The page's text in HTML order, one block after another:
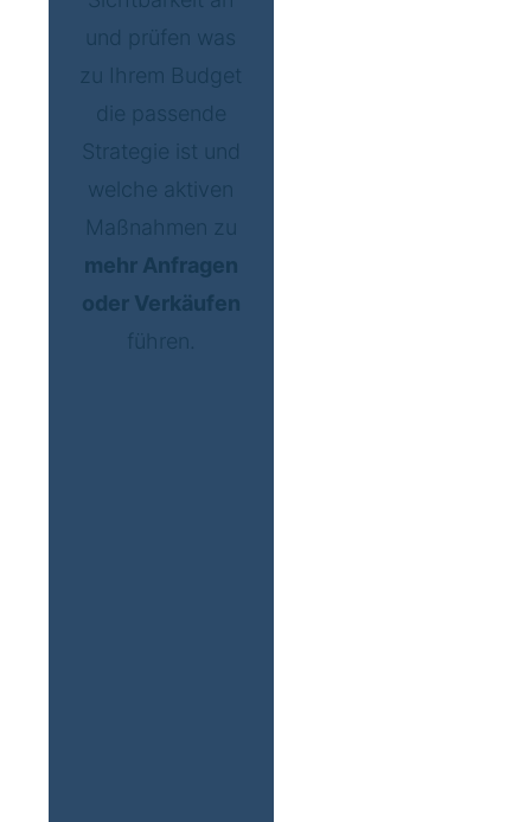
und prüfen was
zu Ihrem Budget
die passende
Strategie ist und
welche aktiven
Maßnahmen zu
mehr Anfragen
oder Verkäufen
führen.